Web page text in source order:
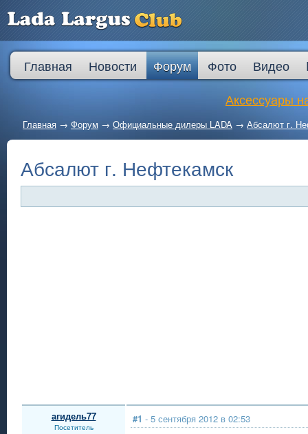
Главная Новости Форум Фото Видео
Аксессуары
Главная → Форум → Официальные дилеры LADA → Абсалют г.
Абсалют г. Нефтекамск
агидель77
Посетитель
#1 - 5 сентября 2012 в 02:53